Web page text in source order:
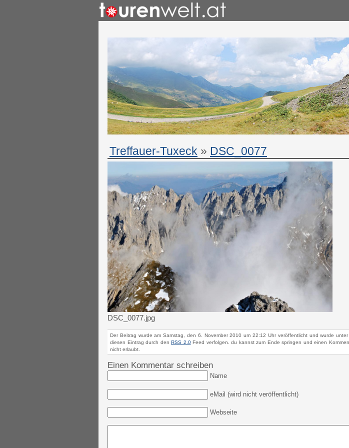
Treffauer-Tuxeck » DSC_0077
DSC_0077.jpg
Der Beitrag wurde am Samstag, den 6. November 2010 um 22:12 Uhr veröffentlicht und wurde
diesen Eintrag durch den RSS 2.0Feed verfolgen. du kannst zum Ende springen und einen
nicht erlaubt.
Einen Kommentar schreiben
Name
eMail (wird nicht veröffentlicht)
Webseite